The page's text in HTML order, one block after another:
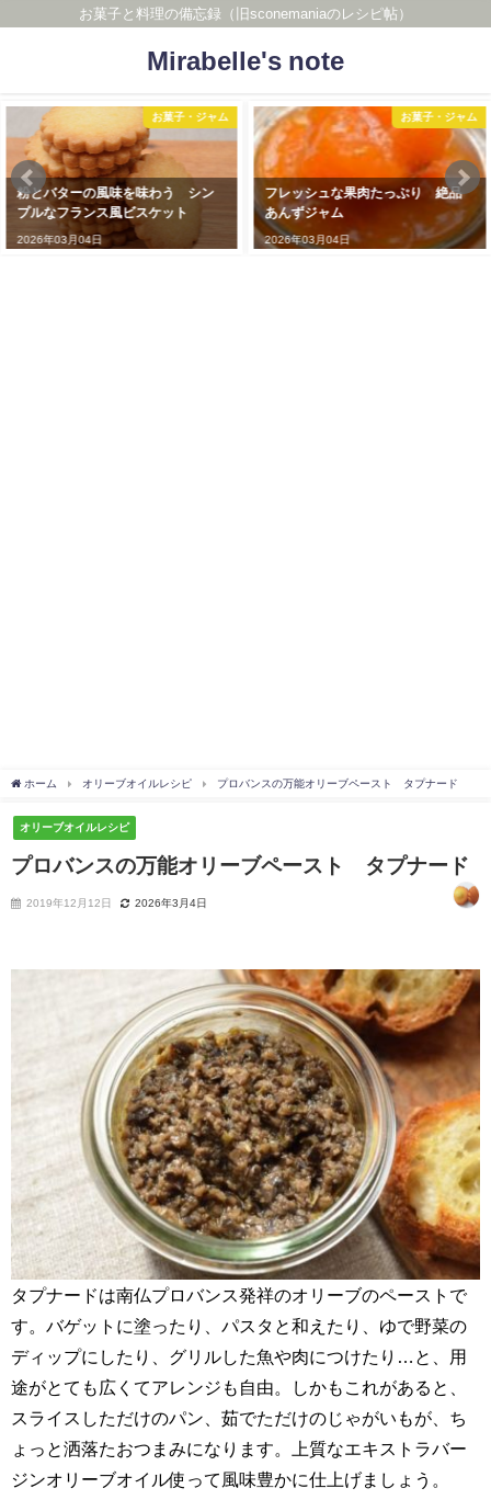
お菓子と料理の備忘録（旧sconemaniaのレシピ帖）
Mirabelle's note
ン
お菓子・ジャム
フレッシュな果肉たっぷり 絶品
あんずジャム
2026年03月04日
お菓
素朴でエレガントな紅茶
ヴィクトリアサンドイッチ
2026年03月04日
ホーム オリーブオイルレシピ プロバンスの万能オリーブペースト タプナード
オリーブオイルレシピ
プロバンスの万能オリーブペースト タプナード
2019年12月12日 2026年3月4日
タプナードは南仏プロバンス発祥のオリーブのペーストで
す。バゲットに塗ったり、パスタと和えたり、ゆで野菜の
ディップにしたり、グリルした魚や肉につけたり…と、用
途がとても広くてアレンジも自由。しかもこれがあると、
スライスしただけのパン、茹でただけのじゃがいもが、ち
ょっと洒落たおつまみになります。上質なエキストラバー
ジンオリーブオイル使って風味豊かに仕上げましょう。